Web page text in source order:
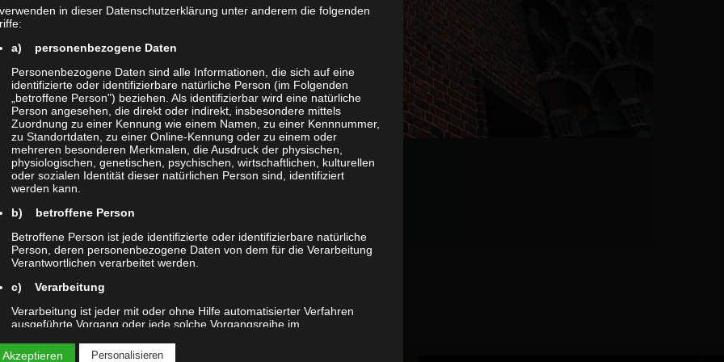
04 BUILDINGS
in dieser Datenschutzerklärung unter anderem die folgenden
a) personenbezogene Daten
Personenbezogene Daten sind alle Informationen, die sich auf eine
identifizierte oder identifizierbare natürliche Person (im Folgenden
„betroffene Person") beziehen. Als identifizierbar wird eine natürliche
Person angesehen, die direkt oder indirekt, insbesondere mittels
Zuordnung zu einer Kennung wie einem Namen, zu einer Kennnummer,
zu Standortdaten, zu einer Online-Kennung oder zu einem oder
mehreren besonderen Merkmalen, die Ausdruck der physischen,
physiologischen, genetischen, psychischen, wirtschaftlichen, kulturellen
oder sozialen Identität dieser natürlichen Person sind, identifiziert
werden kann.
b) betroffene Person
Betroffene Person ist jede identifizierte oder identifizierbare natürliche
Person, deren personenbezogene Daten von dem für die Verarbeitung
Verantwortlichen verarbeitet werden.
c) Verarbeitung
Verarbeitung ist jeder mit oder ohne Hilfe automatisierter Verfahren
ausgeführte Vorgang oder jede solche Vorgangsreihe im
Erfassen, die Organisation, das Ordnen, die Speicherung, die
Personalisieren